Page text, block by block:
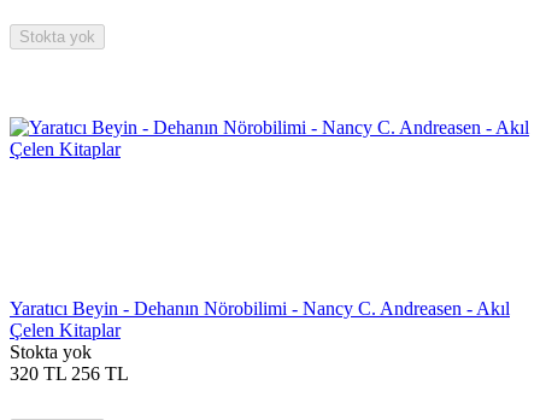
Stokta yok
Yaratıcı Beyin - Dehanın Nörobilimi - Nancy C. Andreasen - Akıl
Çelen Kitaplar
Stokta yok
320 TL 256 TL